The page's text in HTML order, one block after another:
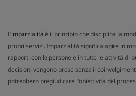
L’imparzialità è il principio che disciplina la
propri servizi. Imparzialità significa agire in
rapporti con le persone e in tutte le attività di
decisioni vengono prese senza il
potrebbero pregiudicare l'obiettività del